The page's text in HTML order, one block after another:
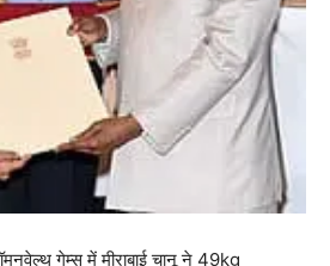
गेम्स में मीराबाई चानू ने 49kg